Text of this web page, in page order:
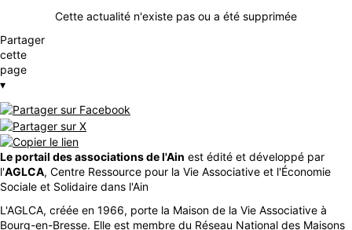
Cette actualité n'existe pas ou a été supprimée
Partager
cette
page
▾
Le portail des associations de l'Ain est édité et développé par
l'AGLCA, Centre Ressource pour la Vie Associative et l'Économie
Sociale et Solidaire dans l'Ain
L'AGLCA, créée en 1966, porte la Maison de la Vie Associative à
Bourg-en-Bresse. Elle est membre du Réseau National des Maisons